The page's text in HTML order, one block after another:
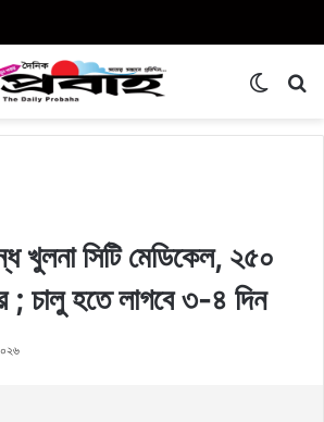
খুলনা সিটি মেডিকেল, ২৫০
; চালু হতে লাগবে ৩-৪ দিন